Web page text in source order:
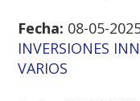
Fecha: 08-05-
INVERSIONES
VARIOS